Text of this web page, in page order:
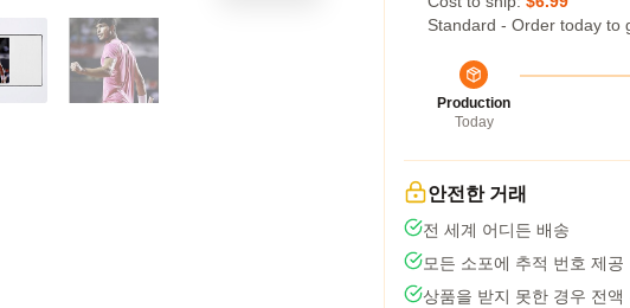
Standard - Order today to
Production
Today
안전한 거래
전 세계 어디든 배송
모든 소포에 추적 번호 제공
상품을 받지 못한 경우 전액